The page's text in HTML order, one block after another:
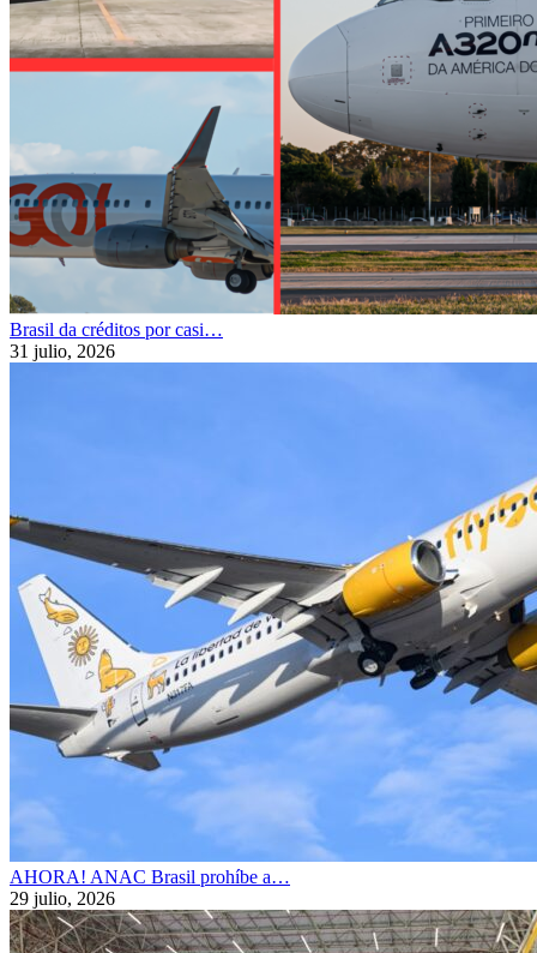
Brasil da créditos por casi…
31 julio, 2026
AHORA! ANAC Brasil prohíbe a…
29 julio, 2026